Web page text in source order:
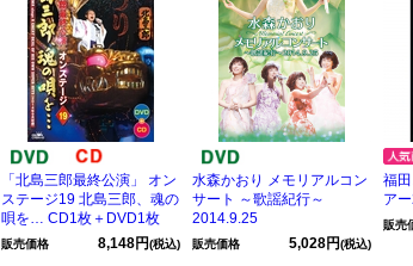
「北島三郎最終公演」 オン
ステージ19 北島三郎、魂の
唄を… CD1枚＋DVD1枚
販売価格 8,148円(税込)
水森かおり メモリアルコン
サート ～歌謡紀行～
2014.9.25
販売価格 5,028円(税込)
福
ア
販売